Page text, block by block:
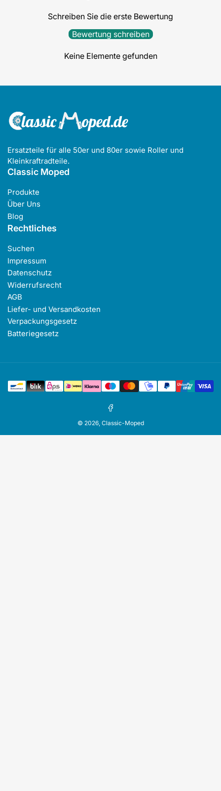
Schreiben Sie die erste Bewertung
Bewertung schreiben
Keine Elemente gefunden
Ersatzteile für alle 50er und 80er sowie Roller und
Kleinkraftradteile.
Classic Moped
Produkte
Über Uns
Blog
Rechtliches
Suchen
Impressum
Datenschutz
Widerrufsrecht
AGB
Liefer- und Versandkosten
Verpackungsgesetz
Batteriegesetz
Zahlungsmethoden
Facebook
© 2026, Classic-Moped